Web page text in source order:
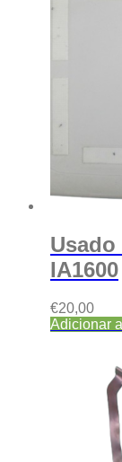
Usado
IA1600
€20,00
Adicionar